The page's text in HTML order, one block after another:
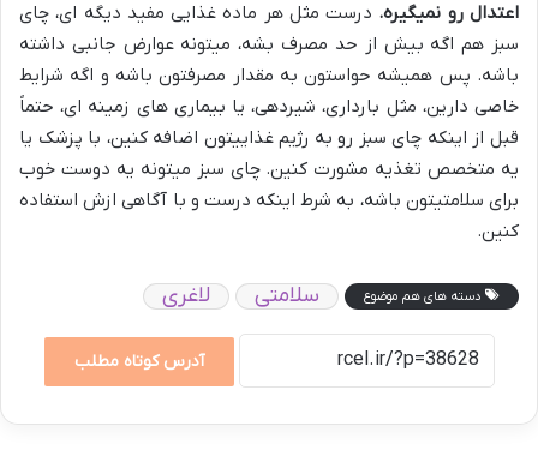
اعتدال رو نمیگیره. درست مثل هر ماده غذایی مفید دیگه ای، چای
سبز هم اگه بیش از حد مصرف بشه، میتونه عوارض جانبی داشته
باشه. پس همیشه حواستون به مقدار مصرفتون باشه و اگه شرایط
خاصی دارین، مثل بارداری، شیردهی، یا بیماری های زمینه ای، حتماً
قبل از اینکه چای سبز رو به رژیم غذاییتون اضافه کنین، با پزشک یا
یه متخصص تغذیه مشورت کنین. چای سبز میتونه یه دوست خوب
برای سلامتیتون باشه، به شرط اینکه درست و با آگاهی ازش استفاده
کنین.
دسته های هم موضوع سلامتی لاغری
آدرس کوتاه مطلب